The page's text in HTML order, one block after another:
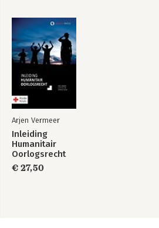
Conclusions
Appendix A: Judgment under uncertainty
Appendix B: Choices, values, and frames
Notes
Acknowledgments
Index
Arjen Vermeer
Inleiding
Humanitair
Oorlogsrecht
€ 27,50